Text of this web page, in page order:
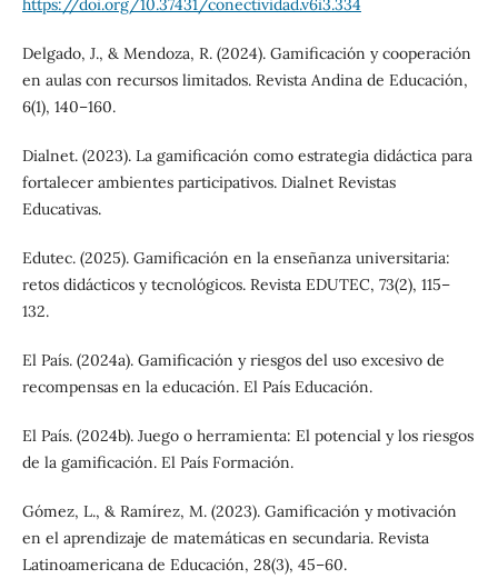
https://doi.org/10.37431/conectividad.v6i3.334
Delgado, J., & Mendoza, R. (2024). Gamificación y cooperación
en aulas con recursos limitados. Revista Andina de Educación,
6(1), 140–160.
Dialnet. (2023). La gamificación como estrategia didáctica para
fortalecer ambientes participativos. Dialnet Revistas
Educativas.
Edutec. (2025). Gamificación en la enseñanza universitaria:
retos didácticos y tecnológicos. Revista EDUTEC, 73(2), 115–
132.
El País. (2024a). Gamificación y riesgos del uso excesivo de
recompensas en la educación. El País Educación.
El País. (2024b). Juego o herramienta: El potencial y los riesgos
de la gamificación. El País Formación.
Gómez, L., & Ramírez, M. (2023). Gamificación y motivación
en el aprendizaje de matemáticas en secundaria. Revista
Latinoamericana de Educación, 28(3), 45–60.